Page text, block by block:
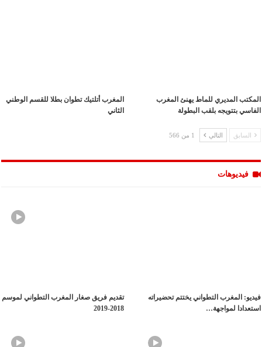
المكتب المديري للماط يهنئ المغرب
الفاسي بتتويجه بلقب البطولة
المغرب أتلتيك تطوان بطلا للقسم الوطني
الثاني
السابق التالي 1 من 566
فيديوهات
فيديو: المغرب التطواني يختتم تحضيراته
استعدادا لمواجهة…
تقديم فريق صغار المغرب التطواني لموسم
2018-2019